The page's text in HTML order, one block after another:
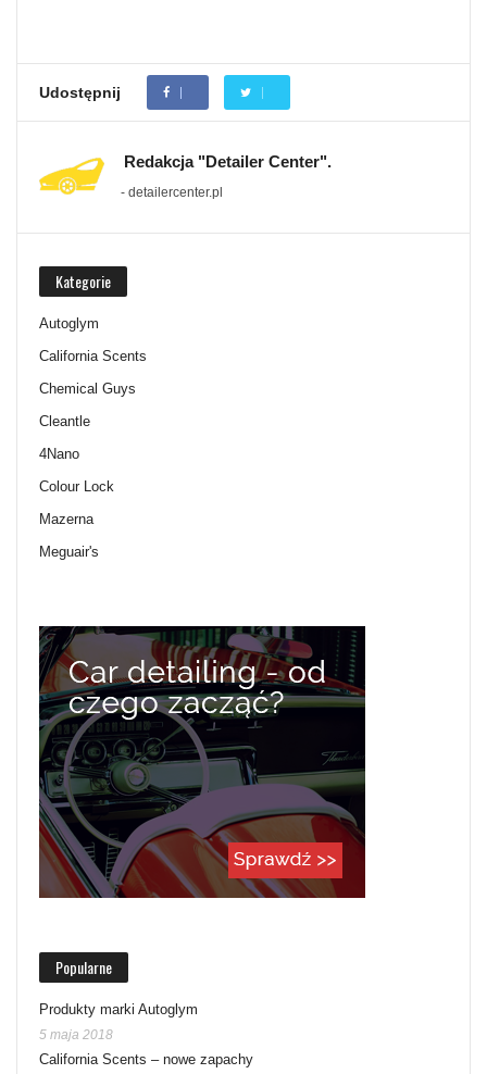
Udostępnij
Redakcja "Detailer Center".
- detailercenter.pl
Kategorie
Autoglym
California Scents
Chemical Guys
Cleantle
4Nano
Colour Lock
Mazerna
Meguair's
Popularne
Produkty marki Autoglym
5 maja 2018
California Scents – nowe zapachy